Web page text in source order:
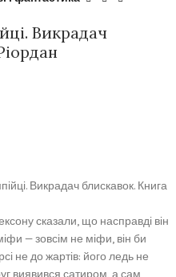
Викрадач
Викрадач блискавок. Книга
сказали, що насправді він
— зовсім не міфи, він би
не до жартів: його ледь не
виявився сатиром, а сам